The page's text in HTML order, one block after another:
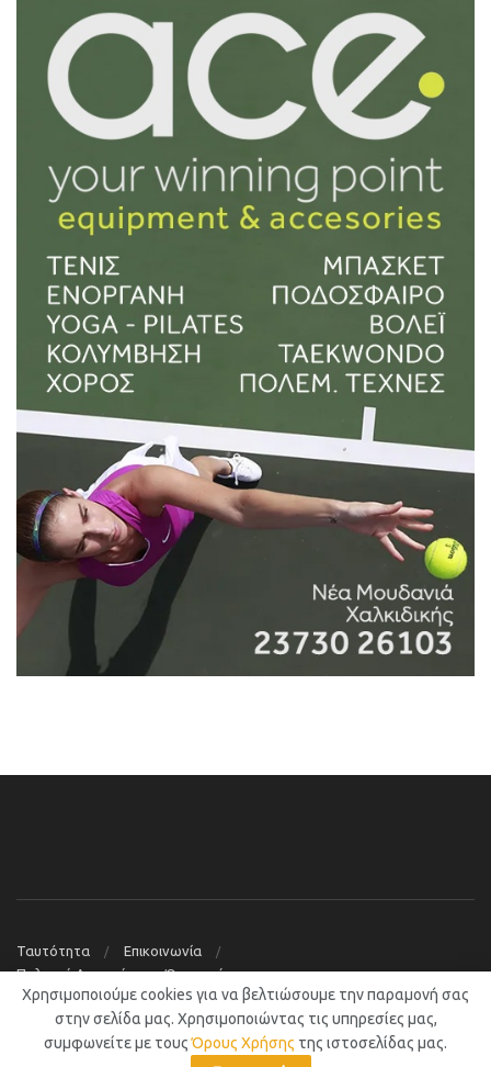
Ταυτότητα
Επικοινωνία
Πολιτική Απορρήτου – Όροι χρήσης
© 2019Νέα Μουδανιά Blog
Χρησιμοποιούμε cookies για να βελτιώσουμε την παραμονή σας
στην σελίδα μας. Χρησιμοποιώντας τις υπηρεσίες μας,
συμφωνείτε με τουςΌρους Χρήσης της ιστοσελίδας μας.